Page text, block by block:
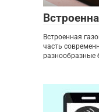
Встроенная
часть
разнообразные